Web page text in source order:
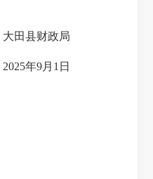
大田县财政局
2025年9月 1 日